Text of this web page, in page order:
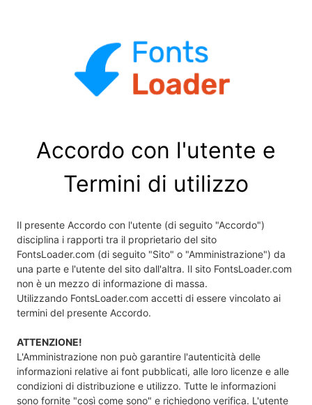
Accordo con l'utente e
Termini di utilizzo
Il presente Accordo con l'utente (di seguito "Accordo")
disciplina i rapporti tra il proprietario del sito
FontsLoader.com (di seguito "Sito" o "Amministrazione") da
una parte e l'utente del sito dall'altra. Il sito FontsLoader.com
non è un mezzo di informazione di massa.
Utilizzando FontsLoader.com accetti di essere vincolato ai
termini del presente Accordo.
ATTENZIONE!
L'Amministrazione non può garantire l'autenticità delle
informazioni relative ai font pubblicati, alle loro licenze e alle
condizioni di distribuzione e utilizzo. Tutte le informazioni
sono fornite "così come sono" e richiedono verifica. L'utente